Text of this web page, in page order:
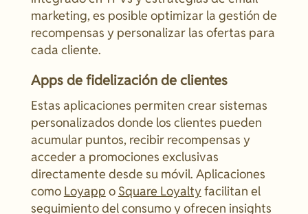
marketing, es posible optimizar la gestión de
recompensas y personalizar las ofertas para
cada cliente.
Apps de fidelización de clientes
Estas aplicaciones permiten crear sistemas
personalizados donde los clientes pueden
acumular puntos, recibir recompensas y
acceder a promociones exclusivas
directamente desde su móvil. Aplicaciones
como Loyapp o Square Loyalty facilitan el
seguimiento del consumo y ofrecen insights